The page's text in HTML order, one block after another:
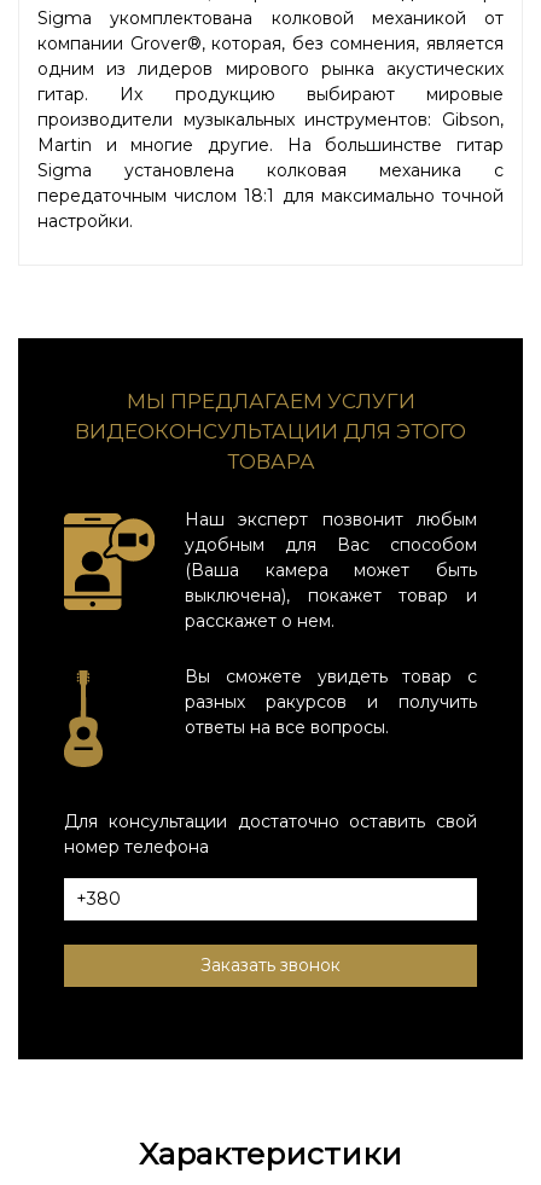
Sigma укомплектована колковой механикой от
компании Grover®, которая, без сомнения, является
одним из лидеров мирового рынка акустических
гитар. Их продукцию выбирают мировые
производители музыкальных инструментов: Gibson,
Martin и многие другие. На большинстве гитар
Sigma установлена колковая механика с
передаточным числом 18:1 для максимально точной
настройки.
МЫ ПРЕДЛАГАЕМ УСЛУГИ
ВИДЕОКОНСУЛЬТАЦИИ ДЛЯ ЭТОГО
ТОВАРА
Наш эксперт позвонит любым
удобным для Вас способом
(Ваша камера может быть
выключена), покажет товар и
расскажет о нем.
Вы сможете увидеть товар с
разных ракурсов и получить
ответы на все вопросы.
Для консультации достаточно оставить свой
номер телефона
Заказать звонок
Характеристики